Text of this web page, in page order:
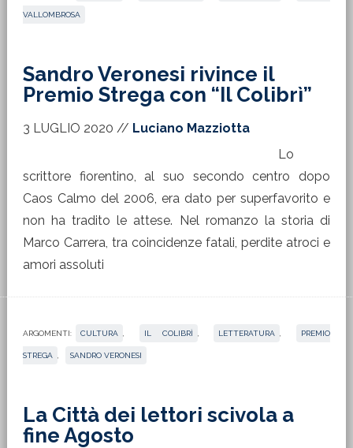
VALLOMBROSA
Sandro Veronesi rivince il
Premio Strega con “Il Colibrì”
3 LUGLIO 2020 // Luciano Mazziotta
Lo
scrittore fiorentino, al suo secondo centro dopo
Caos Calmo del 2006, era dato per superfavorito e
non ha tradito le attese. Nel romanzo la storia di
Marco Carrera, tra coincidenze fatali, perdite atroci e
amori assoluti
ARGOMENTI: CULTURA IL COLIBRÌ LETTERATURA PREMIO
STREGA SANDRO VERONESI
La Città dei lettori scivola a
fine Agosto